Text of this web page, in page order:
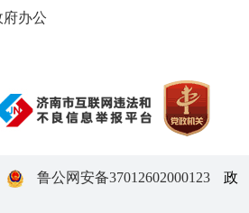
办公
鲁公网安备37012602000123 政